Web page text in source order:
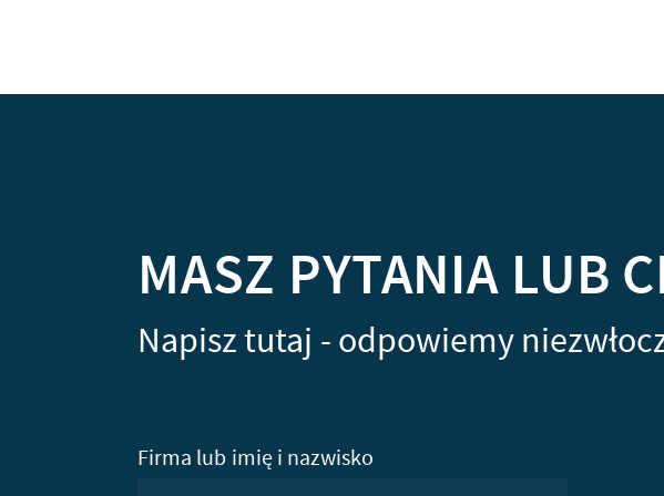
MASZ PYTANIA LUB
Napisz tutaj - odpowiemy
Firma lub imię i nazwisko